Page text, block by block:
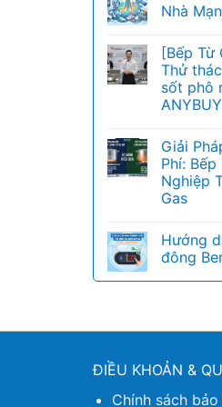
Nhà
[Bếp Từ
Thử
sốt phô
ANYBUY
Giải
Phí:
Nghiệp
Gas
Hướng
đông
ĐIỀU KHOẢN &
Chính sách